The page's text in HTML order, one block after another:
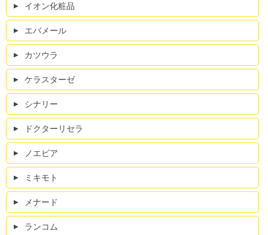
イオン化粧品
エバメール
カツウラ
ケラスターゼ
シナリー
ドクターリセラ
ノエビア
ミキモト
メナード
ランコム